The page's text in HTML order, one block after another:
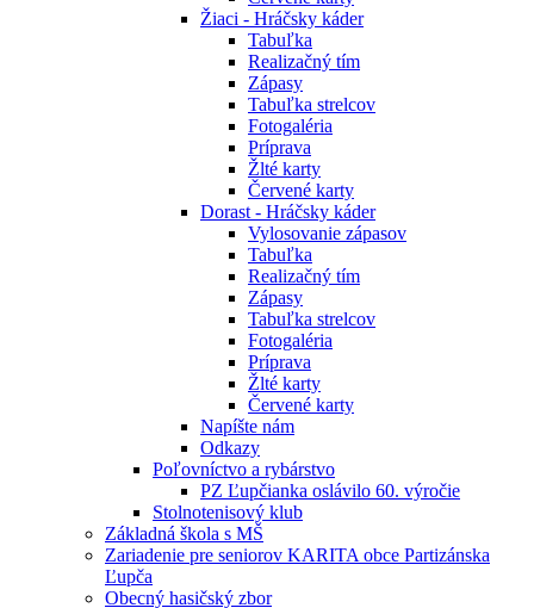
Žiaci - Hráčsky káder
Tabuľka
Realizačný tím
Zápasy
Tabuľka strelcov
Fotogaléria
Príprava
Žlté karty
Červené karty
Dorast - Hráčsky káder
Vylosovanie zápasov
Tabuľka
Realizačný tím
Zápasy
Tabuľka strelcov
Fotogaléria
Príprava
Žlté karty
Červené karty
Napíšte nám
Odkazy
Poľovníctvo a rybárstvo
PZ Ľupčianka oslávilo 60. výročie
Stolnotenisový klub
Základná škola s MŠ
Zariadenie pre seniorov KARITA obce Partizánska
Ľupča
Obecný hasičský zbor